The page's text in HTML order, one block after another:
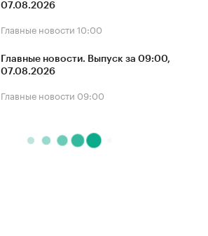
07.08.2026
Главные новости 10:00
Главные новости. Выпуск за 09:00,
07.08.2026
Главные новости 09:00